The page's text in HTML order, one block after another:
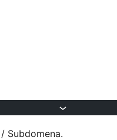
/ Subdomena.